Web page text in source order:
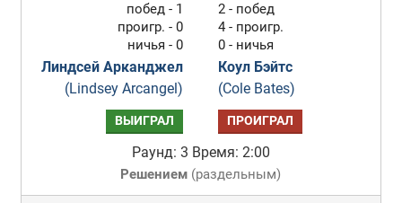
побед - 1
проигр. - 0
ничья - 0
Линдсей Арканджел
(Lindsey Arcangel)
2 - побед
4 - проигр.
0 - ничья
Коул Бэйтс
(Cole Bates)
ВЫИГРАЛ ПРОИГРАЛ
Раунд: 3 Время: 2:00
Решением (раздельным)